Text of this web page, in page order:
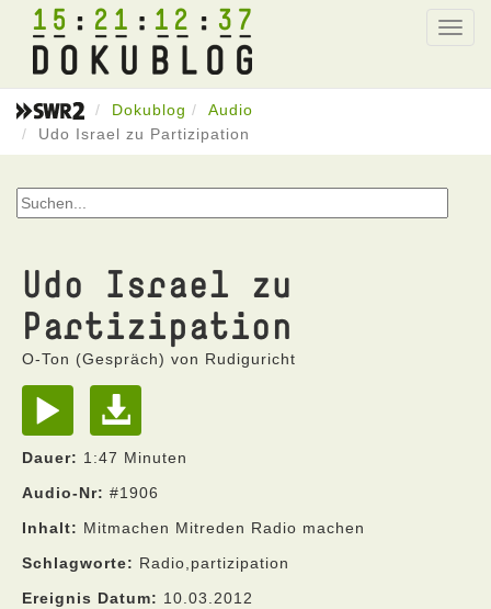
15 21 12 37
Dokublog
Audio
Udo Israel zu Partizipation
Udo Israel zu
Partizipation
O-Ton (Gespräch) von Rudiguricht
Dauer: 1:47 Minuten
Audio-Nr: #1906
Inhalt: Mitmachen Mitreden Radio machen
Schlagworte: Radio,partizipation
Ereignis Datum: 10.03.2012